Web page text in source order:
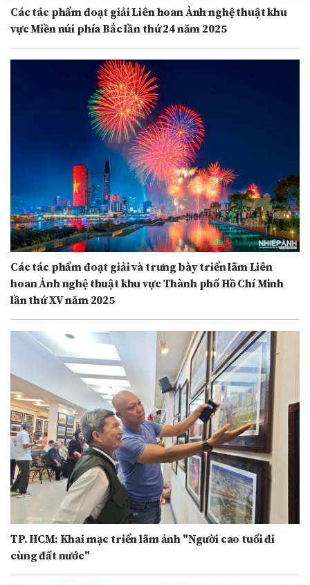
Các tác phẩm đoạt giải Liên hoan Ảnh nghệ thuật khu
vực Miền núi phía Bắc lần thứ 24 năm 2025
Các tác phẩm đoạt giải và trưng bày triển lãm Liên
hoan Ảnh nghệ thuật khu vực Thành phố Hồ Chí Minh
lần thứ XV năm 2025
TP. HCM: Khai mạc triển lãm ảnh "Người cao tuổi đi
cùng đất nước"